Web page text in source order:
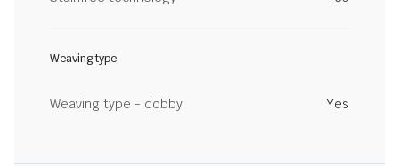
Weaving type
Weaving type - dobby Yes